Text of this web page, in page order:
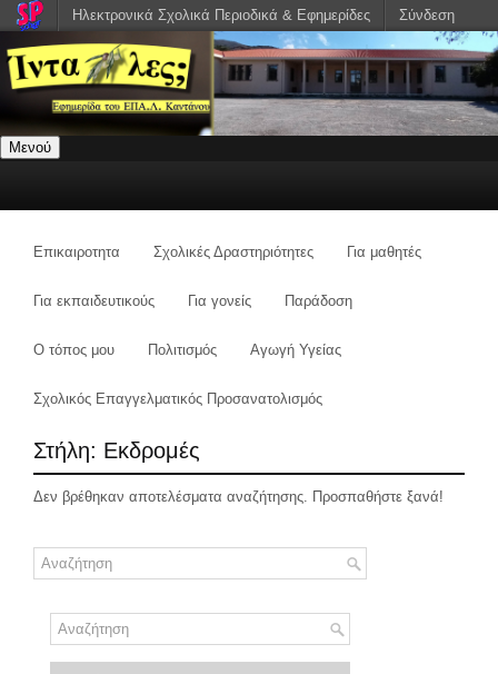
Μενού
Επικαιροτητα Σχολικές Δραστηριότητες Για μαθητές
Για εκπαιδευτικούς Για γονείς Παράδοση
Ο τόπος μου Πολιτισμός Αγωγή Υγείας
Σχολικός Επαγγελματικός Προσανατολισμός
Στήλη: Εκδρομές
Δεν βρέθηκαν αποτελέσματα αναζήτησης. Προσπαθήστε ξανά!
Ηλεκτρονικά Σχολικά Περιοδικά & Εφημερίδες Σύνδεση